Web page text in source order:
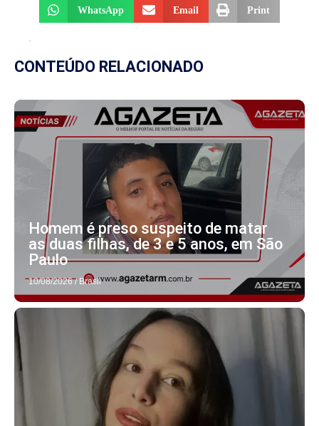
WhatsApp Email Print
CONTEÚDO RELACIONADO
Homem é preso suspeito de matar
as duas filhas, de 3 e 5 anos, em São
Paulo
10/08/2026 / Brasil